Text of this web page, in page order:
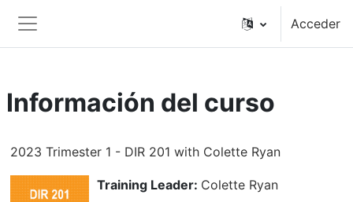
Panel lateral
Acceder
Información del curso
2023 Trimester 1 - DIR 201 with Colette Ryan
Training Leader: Colette Ryan